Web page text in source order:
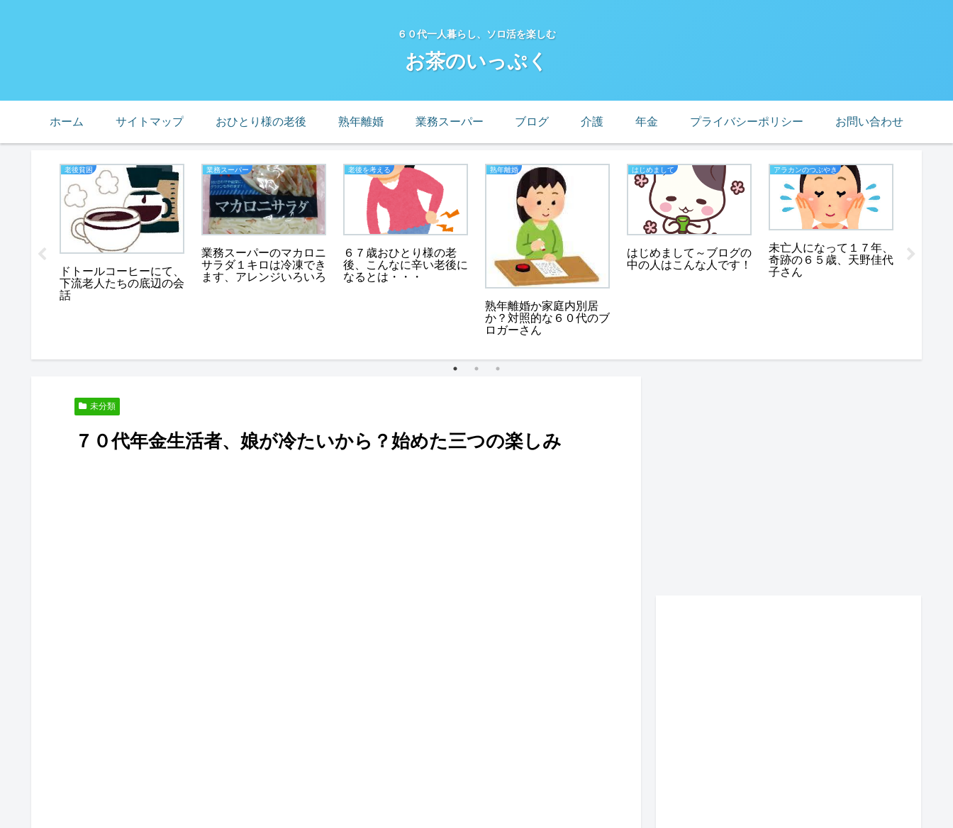
６０代一人暮らし、ソロ活を楽しむ
お茶のいっぷく
ホーム サイトマップ おひとり様の老後 熟年離婚 業務スーパー ブログ 介護 年金 プライバシーポリシー お問い合わせ
老後貧困
ドトールコーヒーにて、
下流老人たちの底辺の会
話
業務スーパー
業務スーパーのマカロニ
サラダ１キロは冷凍でき
ます、アレンジいろいろ
老後を考える
６７歳おひとり様の老
後、こんなに辛い老後に
なるとは・・・
熟年離婚
熟年離婚か家庭内別居
か？対照的な６０代のブ
ロガーさん
はじめまして
はじめまして～ブログの
中の人はこんな人です！
アラカンのつぶやき
未亡人になって１７年、
奇跡の６５歳、天野佳代
子さん
強欲？
未分類
７０代年金生活者、娘が冷たいから？始めた三つの楽しみ